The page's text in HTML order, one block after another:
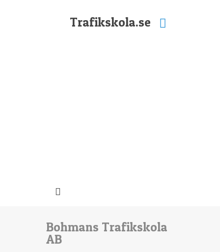
Trafikskola.se
Bohmans Trafikskola
AB